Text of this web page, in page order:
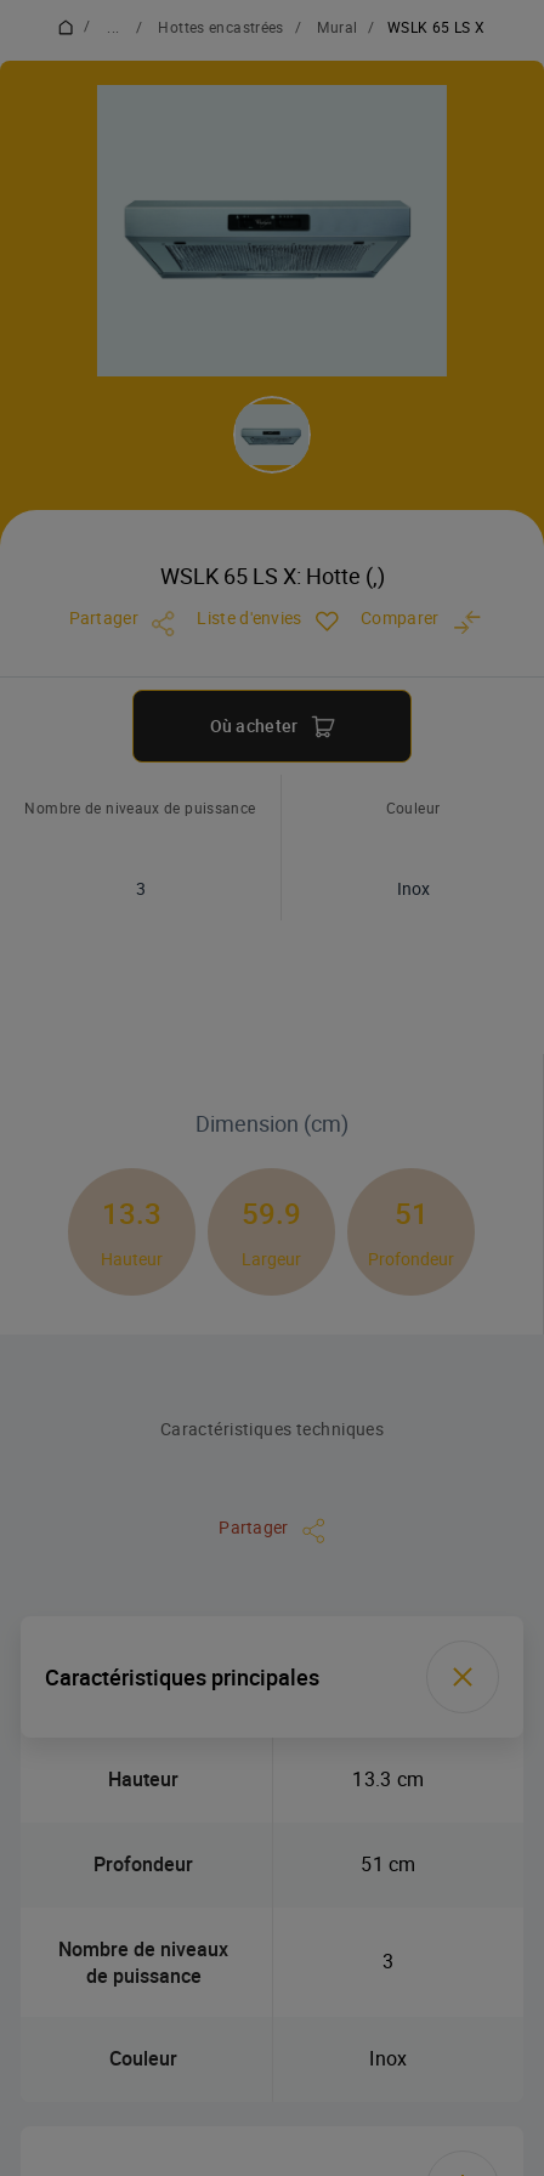
/ / Hottes encastrées / Mural / WSLK 65 LS X
WSLK 65 LS X: Hotte (,)
Partager Liste d'envies Comparer
Où acheter
Nombre de niveaux de puissance
3
Couleur
Inox
Dimension (cm)
13.3
Hauteur
59.9
Largeur
51
Profondeur
Caractéristiques techniques
Partager
Caractéristiques principales
Hauteur 13.3 cm
Profondeur 51 cm
Nombre de niveaux
de puissance
3
Couleur Inox